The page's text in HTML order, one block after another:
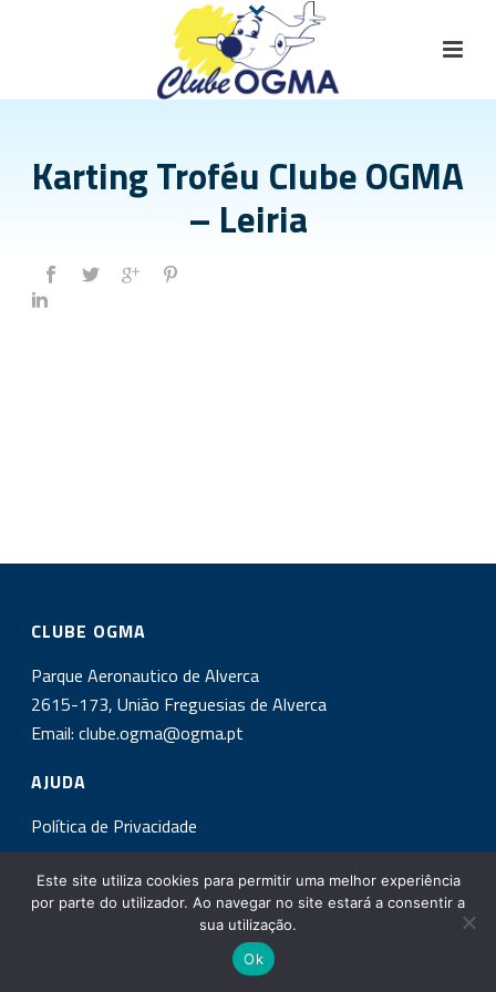
Karting Troféu Clube OGMA
– Leiria
CLUBE OGMA
Parque Aeronautico de Alverca
2615-173, União Freguesias de Alverca
Email:clube.ogma@ogma.pt
AJUDA
Política de Privacidade
INSCREVA-SE NA NOSSA NEWSLETTER!
Copyright All Rights Reserved © 2017
Este site utiliza cookies para permitir uma melhor experiência
por parte do utilizador. Ao navegar no site estará a consentir a
sua utilização.
Ok